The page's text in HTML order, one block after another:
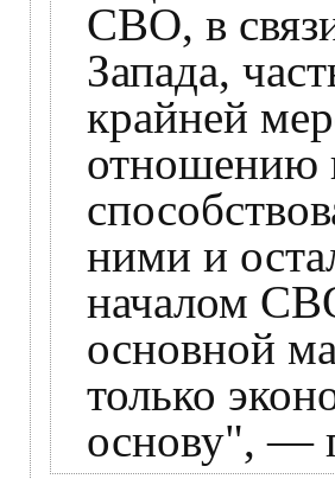
СВО, в
Запада,
крайней
отношению
ними и
началом
основной
только
основу", —